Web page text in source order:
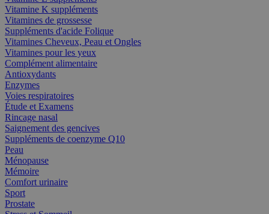
Vitamine K suppléments
Vitamines de grossesse
Suppléments d'acide Folique
Vitamines Cheveux, Peau et Ongles
Vitamines pour les yeux
Complément alimentaire
Antioxydants
Enzymes
Voies respiratoires
Étude et Examens
Rincage nasal
Saignement des gencives
Suppléments de coenzyme Q10
Peau
Ménopause
Mémoire
Comfort urinaire
Sport
Prostate